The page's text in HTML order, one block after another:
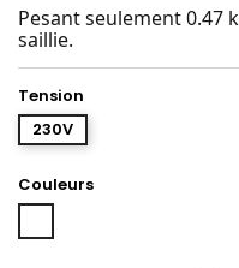
Pesant seulement 0.47
saillie.
Tension
230V
Couleurs